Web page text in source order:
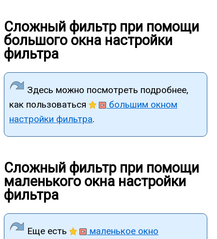
Сложный фильтр при помощи
большого окна настройки
фильтра
Здесь можно посмотреть подробнее,
как пользоваться
большим окном
настройки фильтра.
Сложный фильтр при помощи
маленького окна настройки
фильтра
Еще есть
маленькое окно